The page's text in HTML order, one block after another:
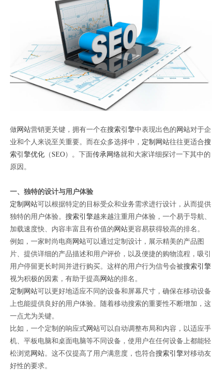
做网站营销更关键，拥有一个在搜索引擎中表现出色的 网站对于企
业和个人来说至关重要。而在众多选择中， 定制网站往往更适合搜
索引擎优化 （ SEO）。下面传承网络就和大家详细探讨一下其中的
原因。
一、独特的设计与用户体验
定制网站可以根据特定的目标受众和业务需求进行设计，从而提供
独特的用户体验。 搜索引擎越来越注重用户体验，一个易于导航、
加载速度快、内容丰富且有价值的 网站更容易获得较高的排名。
例如，一家时尚电商网站可以通过定制设计，展示精美的产品图
片、提供详细的产品描述和用户评价，以及便捷的购物流程，吸引
用户停留更长时间并进行购买。这样的用户行为信号会被搜索引擎
视为积极的因素，有助于提高 网站的排名。
定制网站可以更好地适应不同的设备和屏幕尺寸，确保在移动设备
上也能提供良好的用户体验。随着移动搜索的重要性不断增加，这
一点尤为关键。
比如，一个定制的响应式网站可以自动调整布局和内容，以适应手
机、平板电脑和桌面电脑等不同设备，使用户在任何设备上都能轻
松浏览网站。这不仅提高了用户满意度，也符合搜索引擎对移动友
好性的要求。